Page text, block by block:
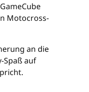
Motocross-
an die
Spaß auf